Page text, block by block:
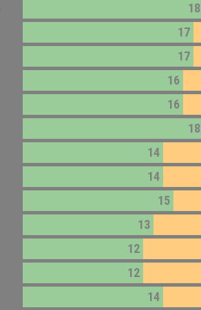
18
17
17
16
16
18
14
14
15
13
12
12
14